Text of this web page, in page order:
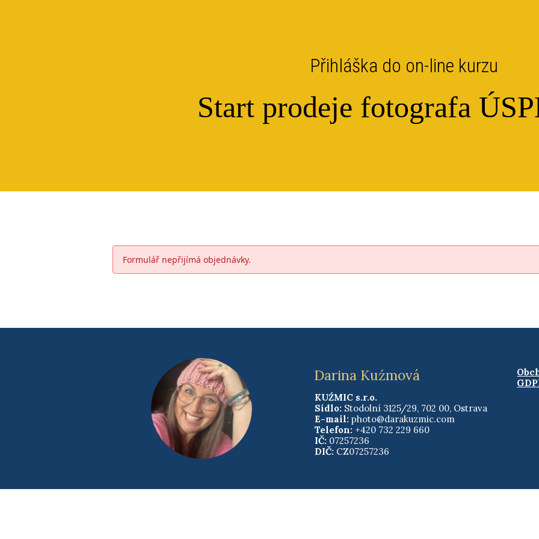
Přihláška do on-line kurzu
Start prodeje fotografa
Formulář nepřijímá objednávky.
Darina Kuźmová
KUŹMIC s.r.o.
Sídlo: Stodolní 3125/29, 702 00, Ostrava
E-mail: photo@darakuzmic.com
Telefon: +420 732 229 660
IČ: 07257236
DIČ: CZ07257236